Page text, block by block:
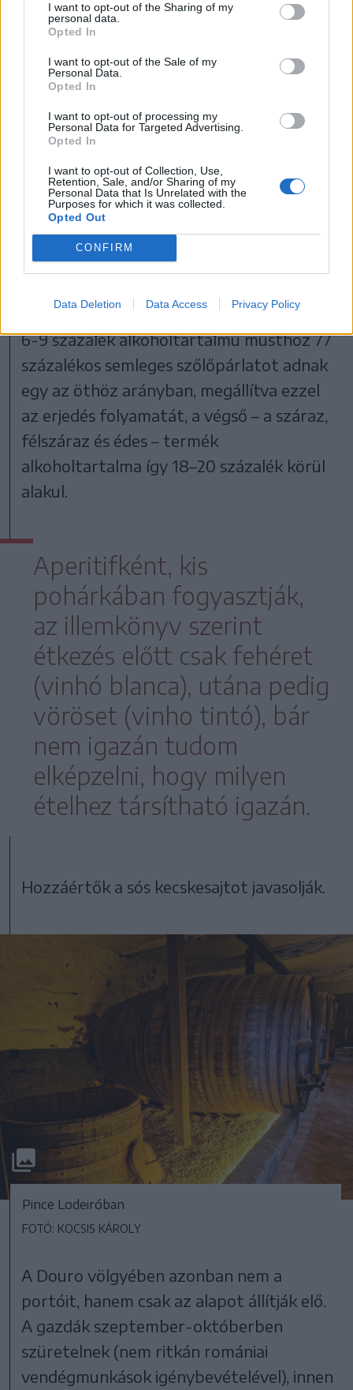
I want to opt-out of the Sharing of my
personal data.
Opted In
I want to opt-out of the Sale of my
Personal Data.
Opted In
I want to opt-out of processing my
Personal Data for Targeted Advertising.
Opted In
I want to opt-out of Collection, Use,
Retention, Sale, and/or Sharing of my
Personal Data that Is Unrelated with the
Purposes for which it was collected.
Opted Out
CONFIRM
Data Deletion Data Access Privacy Policy
A teraszos művelést az 1970-es évektől kezdték
meghonosítani, addig a meredek területeken csak
kézzel lehetett kezelni, szüretelni a szőlőt.
FOTÓ: BALÁSI CSABA
Borpárlat a mustban
A port wine, vagyis aportói
sherryhez vagy a madeirához
hasonlítható, alkohollal erősített
követő 3-4. napon a még erjedésben lévő,
6-9 százalék alkoholtartalmú musthoz 77
százalékos semleges szőlőpárlatot adnak
egy az öthöz arányban, megállítva ezzel
az erjedés folyamatát, a végső – a száraz,
félszáraz és édes – termék
alkoholtartalma így 18–20 százalék körül
alakul.
Aperitifként, kis
pohárkában fogyasztják,
az illemkönyv szerint
étkezés előtt csak fehéret
(vinhó blanca), utána pedig
vöröset (vinho tintó), bár
nem igazán tudom
elképzelni, hogy milyen
ételhez társítható igazán.
Hozzáértők a sós kecskesajtot javasolják.
Pince Lodeiróban
FOTÓ: KOCSIS KÁROLY
A Douro völgyében azonban nem a
portóit, hanem csak az alapot állítják elő.
A gazdák szeptember-októberben
szüretelnek (nem ritkán romániai
vendégmunkások igénybevételével), innen